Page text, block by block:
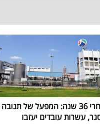
אחרי 36 שנה: המפעל של תנובה
עשרות עובדים יעזבו